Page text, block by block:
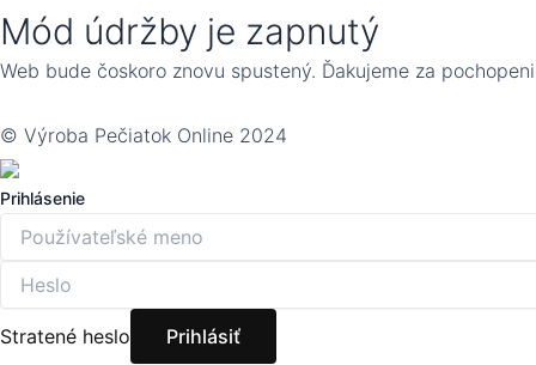
Mód údržby je zapnutý
Web bude čoskoro znovu spustený. Ďakujeme za
© Výroba Pečiatok Online 2024
Prihlásenie
Stratené heslo